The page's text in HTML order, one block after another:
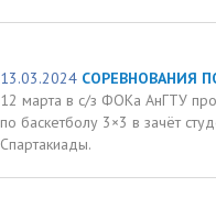
13.03.2024 СОРЕВНОВАНИЯ
12 марта в с/з ФОКа АнГТУ
по баскетболу 3×3 в зачёт
Спартакиады.